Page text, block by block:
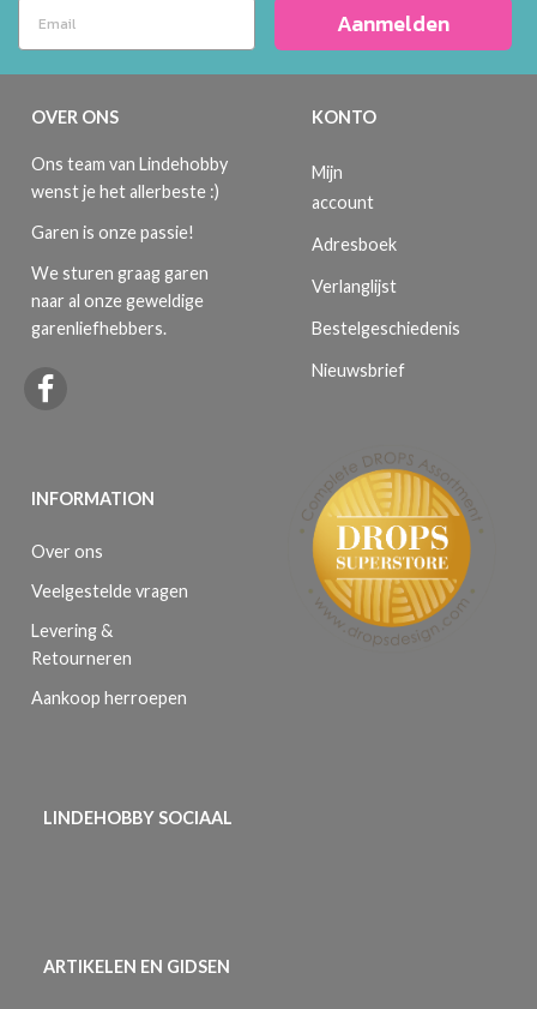
Aanmelden
OVER ONS
Ons team van Lindehobby
wenst je het allerbeste :)
Garen is onze passie!
We sturen graag garen
naar al onze geweldige
garenliefhebbers.
INFORMATION
Over ons
Veelgestelde vragen
Levering &
Retourneren
Aankoop herroepen
KONTO
Mijn
account
Adresboek
Verlanglijst
Bestelgeschiedenis
Nieuwsbrief
LINDEHOBBY SOCIAAL
ARTIKELEN EN GIDSEN